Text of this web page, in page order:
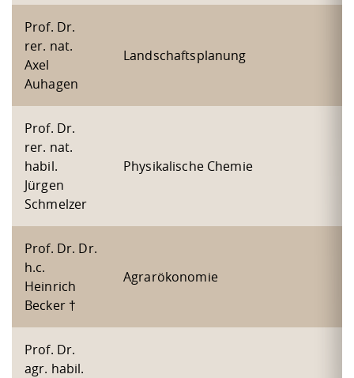
Prof. Dr.
rer. nat.
Axel
Auhagen
Landschaftsplanung
Prof. Dr.
rer. nat.
habil.
Jürgen
Schmelzer
Physikalische Chemie
Prof. Dr. Dr.
h.c.
Heinrich
Becker †
Agrarökonomie
Prof. Dr.
agr. habil.